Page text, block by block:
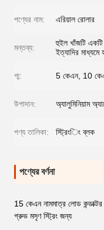
পণ্যের নাম: এরিয়াল রোলার
মন্তব্য:
হুইল খাঁজটি একটি
ইত্যাদির
গ্ম: 5 কেএন, 10
উপাদান: অ্যালুমিনিয়াম
পণ্য তালিকা: স্ট্রিংিং ব্লক
পণ্যের বর্ণনা
15 কেএন নামমাত্র লোড
গ্রুভ মসৃণ স্ট্রিং জন্য